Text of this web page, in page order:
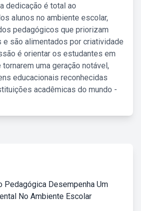
dedicação é total ao
alunos no ambiente escolar,
pedagógicos que priorizam
e são alimentados por criatividade
é orientar os estudantes em
tornarem uma geração notável,
educacionais reconhecidas
acadêmicas do mundo -
Pedagógica Desempenha Um
No Ambiente Escolar